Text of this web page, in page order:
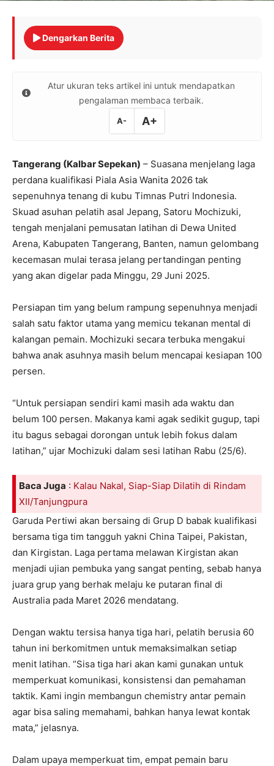
Dengarkan Berita
Atur ukuran teks artikel ini untuk mendapatkan
pengalaman membaca terbaik.
A- A+
Tangerang (Kalbar Sepekan) – Suasana menjelang laga
perdana kualifikasi Piala Asia Wanita 2026 tak
sepenuhnya tenang di kubu Timnas Putri Indonesia.
Skuad asuhan pelatih asal Jepang, Satoru Mochizuki,
tengah menjalani pemusatan latihan di Dewa United
Arena, Kabupaten Tangerang, Banten, namun gelombang
kecemasan mulai terasa jelang pertandingan penting
yang akan digelar pada Minggu, 29 Juni 2025.
Persiapan tim yang belum rampung sepenuhnya menjadi
salah satu faktor utama yang memicu tekanan mental di
kalangan pemain. Mochizuki secara terbuka mengakui
bahwa anak asuhnya masih belum mencapai kesiapan 100
persen.
“Untuk persiapan sendiri kami masih ada waktu dan
belum 100 persen. Makanya kami agak sedikit gugup, tapi
itu bagus sebagai dorongan untuk lebih fokus dalam
latihan,” ujar Mochizuki dalam sesi latihan Rabu (25/6).
Baca Juga : Kalau Nakal, Siap-Siap Dilatih di Rindam
XII/Tanjungpura
Garuda Pertiwi akan bersaing di Grup D babak kualifikasi
bersama tiga tim tangguh yakni China Taipei, Pakistan,
dan Kirgistan. Laga pertama melawan Kirgistan akan
menjadi ujian pembuka yang sangat penting, sebab hanya
juara grup yang berhak melaju ke putaran final di
Australia pada Maret 2026 mendatang.
Dengan waktu tersisa hanya tiga hari, pelatih berusia 60
tahun ini berkomitmen untuk memaksimalkan setiap
menit latihan. “Sisa tiga hari akan kami gunakan untuk
memperkuat komunikasi, konsistensi dan pemahaman
taktik. Kami ingin membangun chemistry antar pemain
agar bisa saling memahami, bahkan hanya lewat kontak
mata,” jelasnya.
Dalam upaya memperkuat tim, empat pemain baru